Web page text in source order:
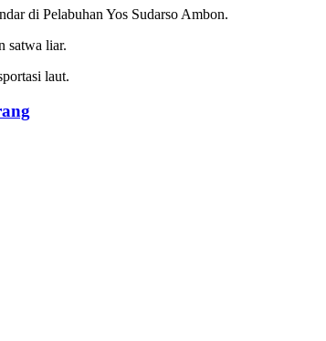
di Pelabuhan Yos Sudarso Ambon.
satwa liar.
laut.